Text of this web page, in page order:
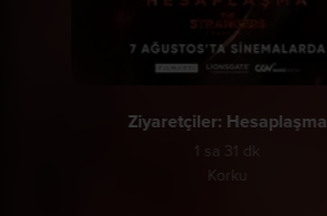
Ziyaretçiler: Hesaplaşma
1 sa 31 dk
Korku